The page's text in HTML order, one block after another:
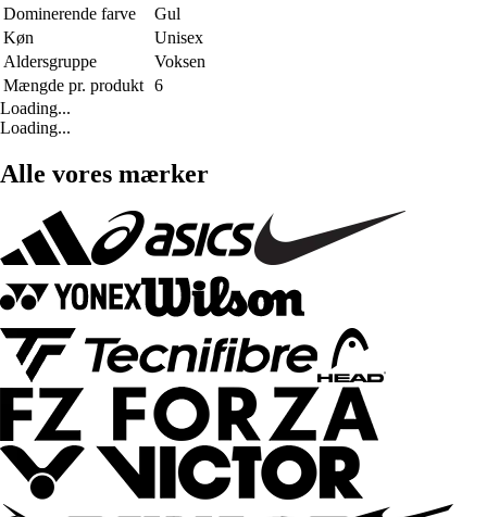
Dominerende farve
Gul
Køn
Unisex
Aldersgruppe
Voksen
Mængde pr. produkt 6
Loading...
Loading...
Alle vores mærker